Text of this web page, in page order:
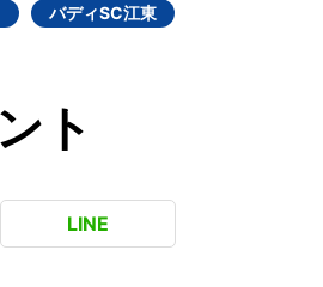
バディSC江東
ト
LINE